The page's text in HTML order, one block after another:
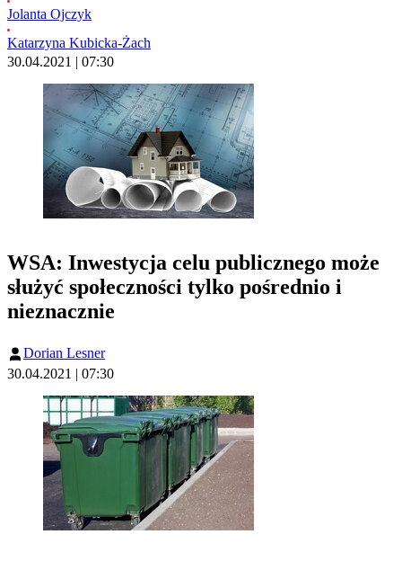
Jolanta Ojczyk
Katarzyna Kubicka-Żach
30.04.2021 | 07:30
WSA: Inwestycja celu publicznego może
służyć społeczności tylko pośrednio i
nieznacznie
Dorian Lesner
30.04.2021 | 07:30